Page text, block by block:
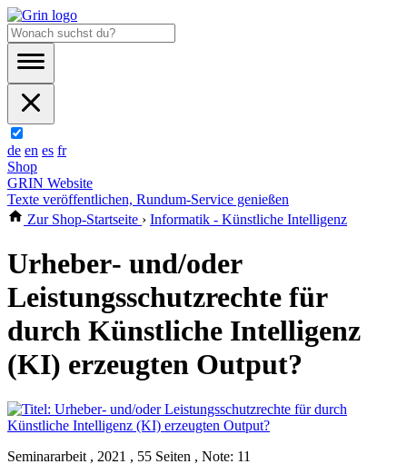
de en es fr
Shop
GRIN Website
Texte veröffentlichen, Rundum-Service genießen
Zur Shop-Startseite › Informatik - Künstliche Intelligenz
Urheber‐ und/oder
Leistungsschutzrechte für
durch Künstliche Intelligenz
(KI) erzeugten Output?
Seminararbeit , 2021 , 55 Seiten , Note: 11